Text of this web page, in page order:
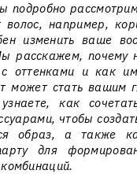
подробно
волос, например,
изменить ваше
расскажем, почему
с оттенками и как
может стать вашим
как
чтобы
образ, а также
для